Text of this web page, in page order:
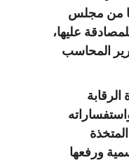
من مجلس
عليها،
المحاسب
الرقابة
ورفعها